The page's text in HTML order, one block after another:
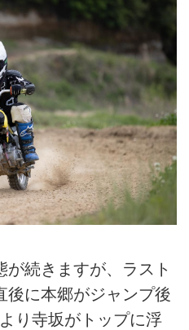
が続きますが、ラスト
後に本郷がジャンプ後
り寺坂がトップに浮